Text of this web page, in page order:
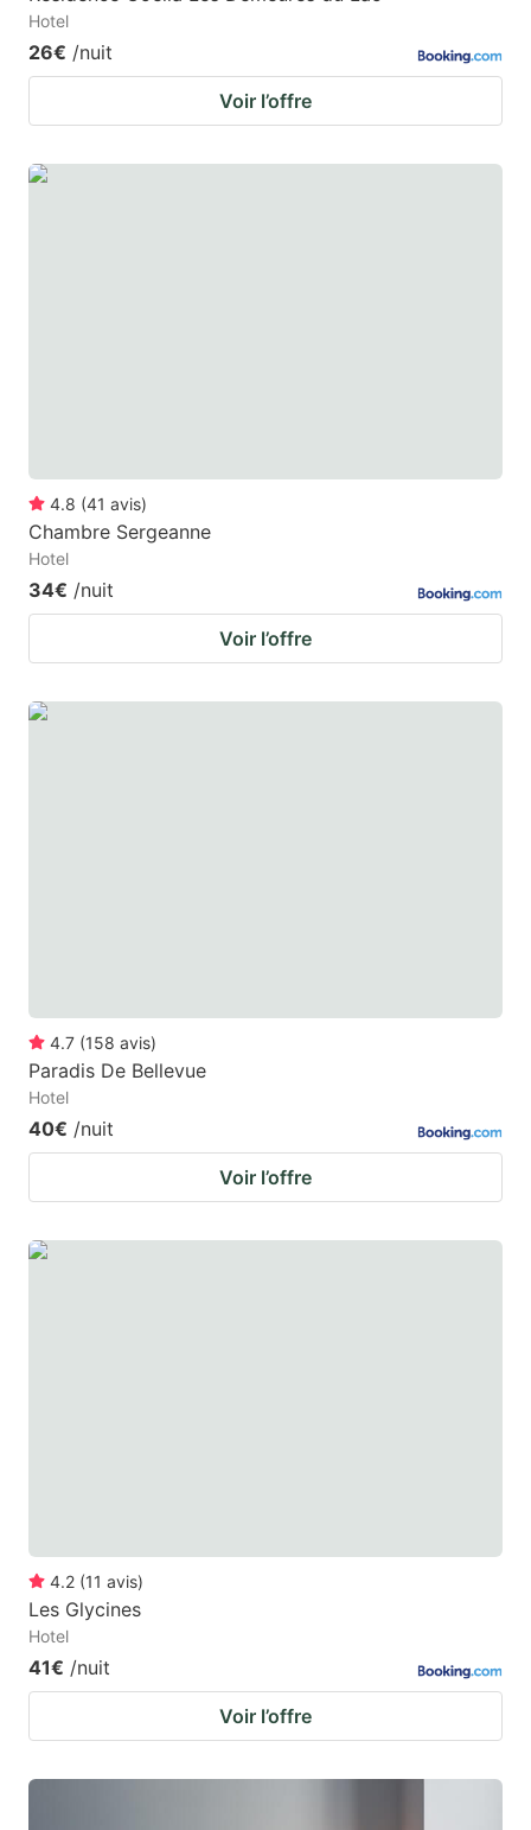
Hotel
26€ /nuit
Voir l’offre
4.8 (41 avis)
Chambre Sergeanne
Hotel
34€ /nuit
Voir l’offre
4.7 (158 avis)
Paradis De Bellevue
Hotel
40€ /nuit
Voir l’offre
4.2 (11 avis)
Les Glycines
Hotel
41€ /nuit
Voir l’offre